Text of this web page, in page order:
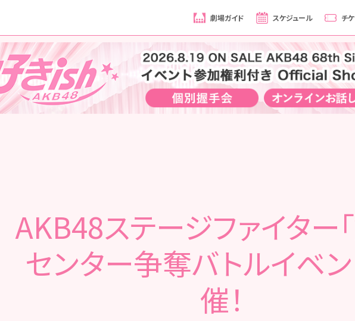
劇場ガイド スケジュール チ
AKB48ステージファイター
センター争奪バトルイベン
催！